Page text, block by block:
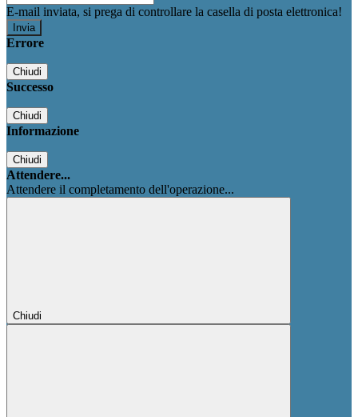
E-mail inviata, si prega di controllare la casella di posta elettronica!
Errore
Chiudi
Successo
Chiudi
Informazione
Chiudi
Attendere...
Attendere il completamento dell'operazione...
Chiudi